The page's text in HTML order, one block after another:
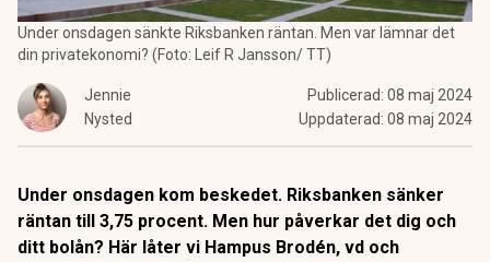
Under onsdagen sänkte Riksbanken räntan. Men var lämnar det
din privatekonomi? (Foto: Leif R Jansson/ TT)
Jennie
Nysted
Publicerad: 08 maj 2024
Uppdaterad: 08 maj 2024
Under onsdagen kom beskedet. Riksbanken sänker
räntan till 3,75 procent. Men hur påverkar det dig och
ditt bolån? Här låter vi Hampus Brodén, vd och